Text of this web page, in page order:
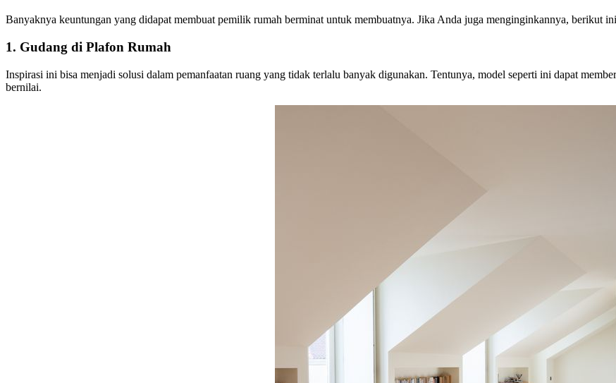
Banyaknya keuntungan yang didapat membuat pemilik rumah berminat untuk membuatnya. Jika Anda juga menginginkannya, berikut
1. Gudang di Plafon Rumah
Inspirasi ini bisa menjadi solusi dalam pemanfaatan ruang yang tidak terlalu banyak digunakan. Tentunya, model seperti ini dapat
bernilai.